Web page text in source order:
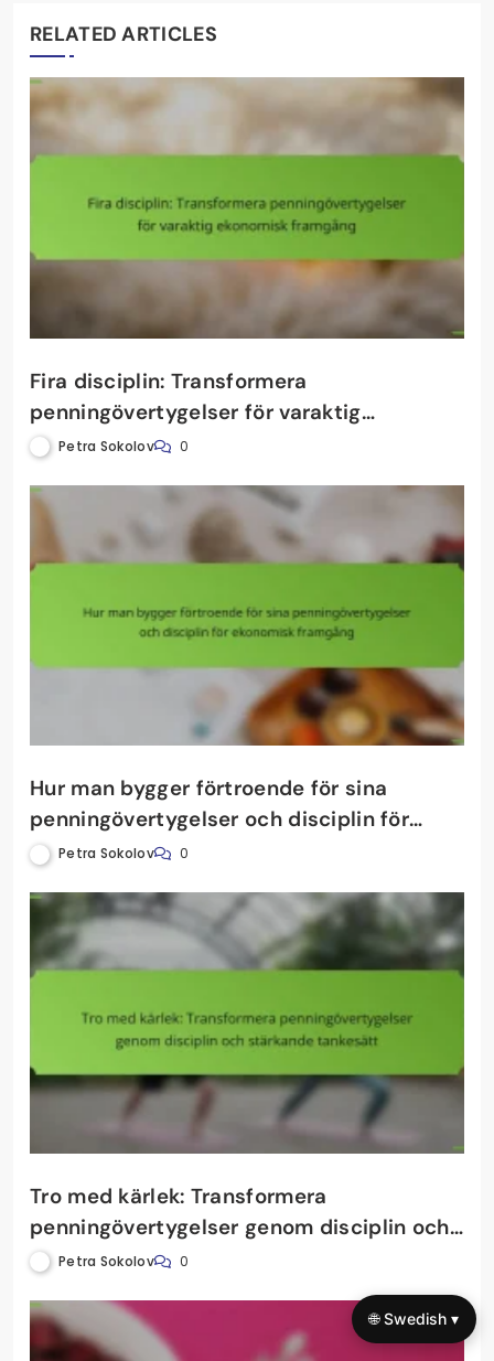
RELATED ARTICLES
Fira disciplin: Transformera
penningövertygelser för varaktig
ekonomisk framgång
Petra Sokolov 0
Hur man bygger förtroende för sina
penningövertygelser och disciplin för
ekonomisk framgång
Petra Sokolov 0
Tro med kärlek: Transformera
penningövertygelser genom disciplin och
stärkande tankesätt
Petra Sokolov 0
🌐 Swedish ▾